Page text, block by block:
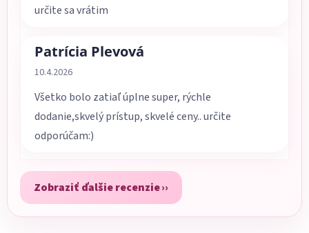
určite sa vrátim
Patrícia Plevová
Hodnotenie obchodu je 5 z 5 hviezdičiek.
10.4.2026
Všetko bolo zatiaľ úplne super, rýchle
dodanie,skvelý prístup, skvelé ceny.. určite
odporúčam:)
Zobraziť ďalšie recenzie